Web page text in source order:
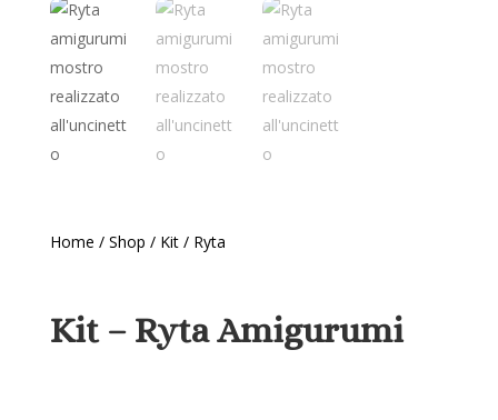
Home / Shop / Kit/ Ryta
Kit – Ryta Amigurumi